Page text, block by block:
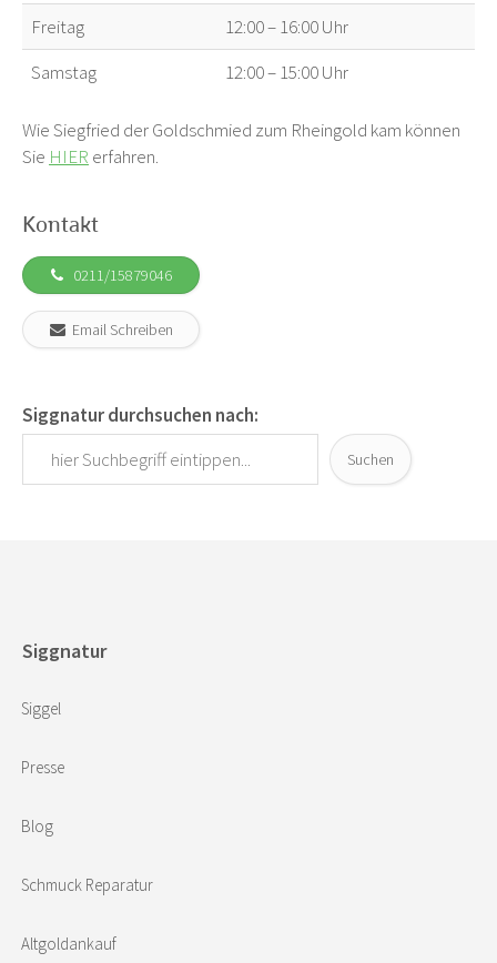
Freitag
12:00 – 16:00 Uhr
Samstag
12:00 – 15:00 Uhr
Wie Siegfried der Goldschmied zum Rheingold kam können
Sie HIER erfahren.
Kontakt
0211/15879046
Email Schreiben
Siggnatur durchsuchen nach:
Suchen
Siggnatur
Siggel
Presse
Blog
Schmuck Reparatur
Altgoldankauf